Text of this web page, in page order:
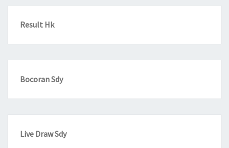
Result Hk
Bocoran Sdy
Live Draw Sdy